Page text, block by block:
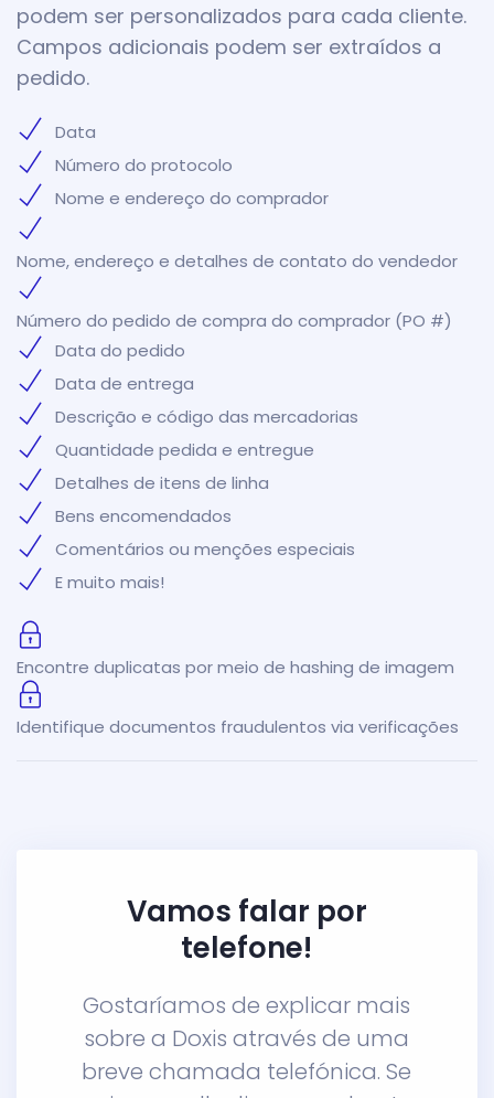
podem ser personalizados para cada cliente.
Campos adicionais podem ser extraídos a
pedido.
Data
Número do protocolo
Nome e endereço do comprador
Nome, endereço e detalhes de contato do vendedor
Número do pedido de compra do comprador (PO #)
Data do pedido
Data de entrega
Descrição e código das mercadorias
Quantidade pedida e entregue
Detalhes de itens de linha
Bens encomendados
Comentários ou menções especiais
E muito mais!
Encontre duplicatas por meio de hashing de imagem
Identifique documentos fraudulentos via verificações
Vamos falar por
telefone!
Gostaríamos de explicar mais
sobre a Doxis através de uma
breve chamada telefónica. Se